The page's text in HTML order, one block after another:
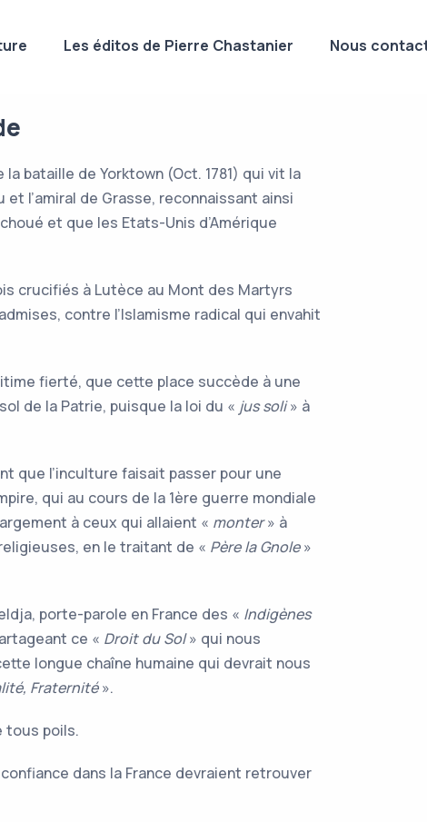
Les éditos de Pierre Chastanier Nous
bataille de Yorktown (Oct. 1781) qui vit la
l’amiral de Grasse, reconnaissant ainsi
et que les Etats-Unis d’Amérique
crucifiés à Lutèce au Mont des Martyrs
contre l’Islamisme radical qui envahit
fierté, que cette place succède à une
de la Patrie, puisque la loi du « jus soli» à
que l’inculture faisait passer pour une
qui au cours de la 1ère guerre mondiale
à ceux qui allaient « monter» à
en le traitant de « Père la Gnole»
porte-parole en France des « Indigènes
ce « Droit du Sol» qui nous
longue chaîne humaine qui devrait nous
Fraternité».
tous poils.
dans la France devraient retrouver